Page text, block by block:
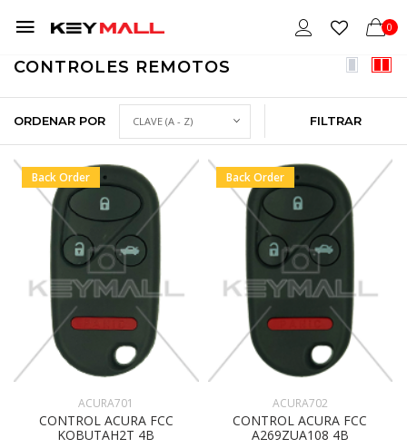
0
CONTROLES REMOTOS
ORDENAR POR FILTRAR
Back Order
ACURA701
CONTROL ACURA FCC
KOBUTAH2T 4B
Back Order
ACURA702
CONTROL ACURA FCC
A269ZUA108 4B